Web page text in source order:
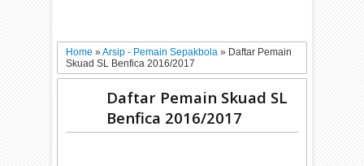
Home»Arsip - Pemain Sepakbola» Daftar Pemain
Skuad SL Benfica 2016/2017
Daftar Pemain Skuad SL
Benfica 2016/2017